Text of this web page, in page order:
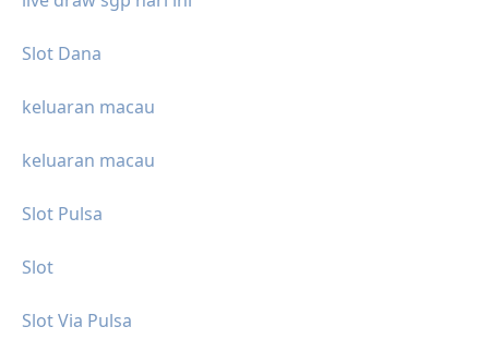
Slot Dana
keluaran macau
keluaran macau
Slot Pulsa
Slot
Slot Via Pulsa